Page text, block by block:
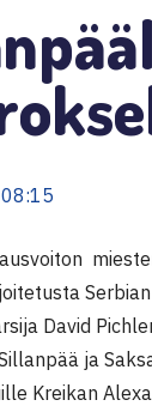
David
ja
Kreikan